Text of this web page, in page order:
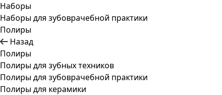
Наборы
Наборы для зубоврачебной практики
Полиры
Назад
Полиры
Полиры для зубных техников
Полиры для зубоврачебной практики
Полиры для керамики